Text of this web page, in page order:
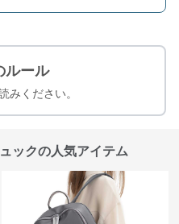
ルール
みください。
ックの人気アイテム